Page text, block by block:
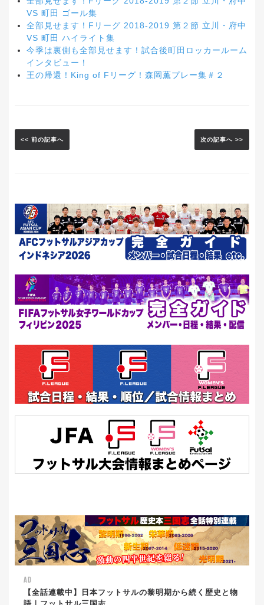
VS 町田 ゴール集
全部見せます！Fリーグ 2018-2019 第２節 立川・府中
VS 町田 ハイライト集
今季は裏側も全部見せます！試合後町田ロッカールーム
インタビュー！
王の帰還！King of Fリーグ！森岡薫プレー集＃２
<< 前の記事へ 次の記事へ >>
AD
【全話連載中】日本フットサルの黎明期から続く歴史と物